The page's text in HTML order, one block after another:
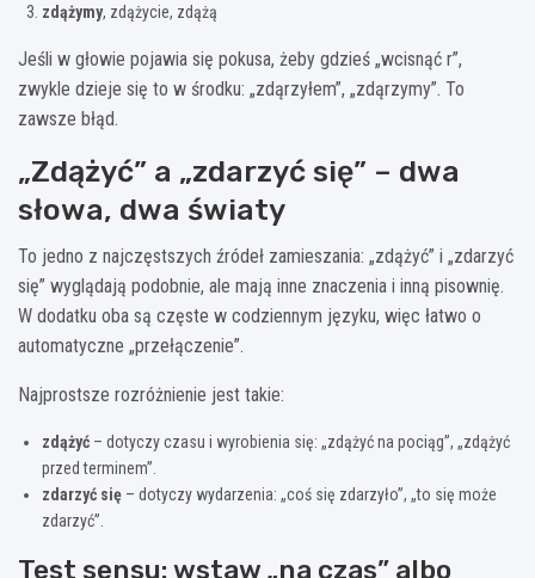
zdążymy, zdążycie, zdążą
Jeśli w głowie pojawia się pokusa, żeby gdzieś „wcisnąć r”,
zwykle dzieje się to w środku: „zdąrzyłem”, „zdąrzymy”. To
zawsze błąd.
„Zdążyć” a „zdarzyć się” – dwa
słowa, dwa światy
To jedno z najczęstszych źródeł zamieszania: „zdążyć” i „zdarzyć
się” wyglądają podobnie, ale mają inne znaczenia i inną pisownię.
W dodatku oba są częste w codziennym języku, więc łatwo o
automatyczne „przełączenie”.
Najprostsze rozróżnienie jest takie:
zdążyć – dotyczy czasu i wyrobienia się: „zdążyć na pociąg”, „zdążyć
przed terminem”.
zdarzyć się – dotyczy wydarzenia: „coś się zdarzyło”, „to się może
zdarzyć”.
Test sensu: wstaw „na czas” albo